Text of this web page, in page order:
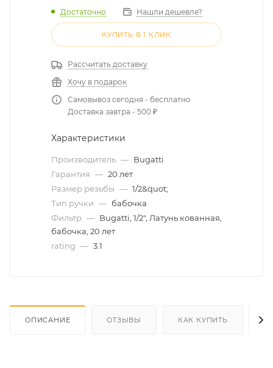
Достаточно Нашли дешевле?
КУПИТЬ В 1 КЛИК
Рассчитать доставку
Хочу в подарок
Самовывоз сегодня - бесплатно
Доставка завтра - 500 ₽
Характеристики
Производитель — Bugatti
Гарантия — 20 лет
Размер резьбы — 1/2&quot;
Тип ручки — бабочка
Фильтр — Bugatti, 1/2", Латунь кованная,
бабочка, 20 лет
rating — 3.1
ОПИСАНИЕ ОТЗЫВЫ КАК КУПИТЬ